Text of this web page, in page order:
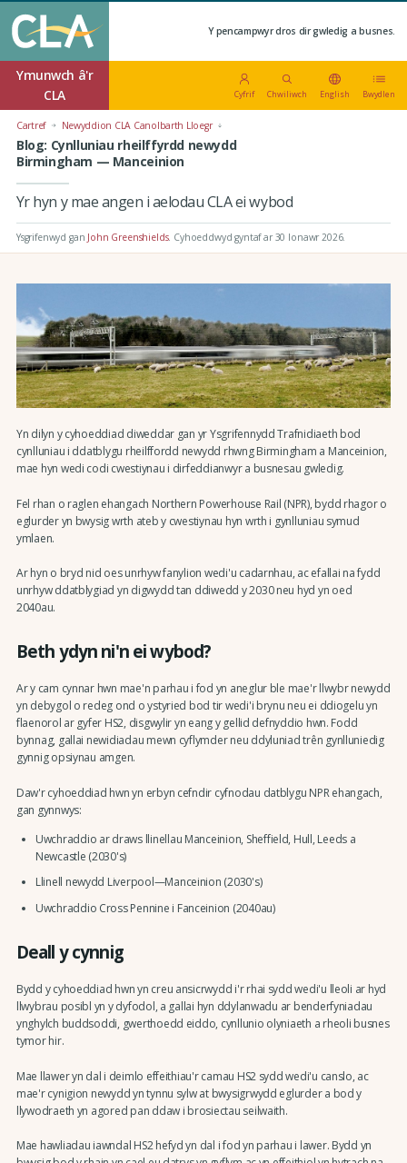
Y pencampwyr dros dir gwledig a busnes.
Ymunwch â'r
CLA
Cyfrif Chwiliwch English Bwydlen
Cartref Newyddion CLA Canolbarth Lloegr
Blog: Cynlluniau rheilffyrdd newydd
Birmingham — Manceinion
Yr hyn y mae angen i aelodau CLA ei wybod
Ysgrifenwyd gan John Greenshields. Cyhoeddwyd gyntaf ar 30 Ionawr 2026.
Yn dilyn y cyhoeddiad diweddar gan yr Ysgrifennydd Trafnidiaeth bod
cynlluniau i ddatblygu rheilffordd newydd rhwng Birmingham a Manceinion,
mae hyn wedi codi cwestiynau i dirfeddianwyr a busnesau gwledig.
Fel rhan o raglen ehangach Northern Powerhouse Rail (NPR), bydd rhagor o
eglurder yn bwysig wrth ateb y cwestiynau hyn wrth i gynlluniau symud
ymlaen.
Ar hyn o bryd nid oes unrhyw fanylion wedi'u cadarnhau, ac efallai na fydd
unrhyw ddatblygiad yn digwydd tan ddiwedd y 2030 neu hyd yn oed
2040au.
Beth ydyn ni'n ei wybod?
Ar y cam cynnar hwn mae'n parhau i fod yn aneglur ble mae'r llwybr newydd
yn debygol o redeg ond o ystyried bod tir wedi'i brynu neu ei ddiogelu yn
flaenorol ar gyfer HS2, disgwylir yn eang y gellid defnyddio hwn. Fodd
bynnag, gallai newidiadau mewn cyflymder neu ddyluniad trên gynlluniedig
gynnig opsiynau amgen.
Daw'r cyhoeddiad hwn yn erbyn cefndir cyfnodau datblygu NPR ehangach,
gan gynnwys:
Uwchraddio ar draws llinellau Manceinion, Sheffield, Hull, Leeds a
Newcastle (2030's)
Llinell newydd Liverpool—Manceinion (2030's)
Uwchraddio Cross Pennine i Fanceinion (2040au)
Deall y cynnig
Bydd y cyhoeddiad hwn yn creu ansicrwydd i'r rhai sydd wedi'u lleoli ar hyd
llwybrau posibl yn y dyfodol, a gallai hyn ddylanwadu ar benderfyniadau
ynghylch buddsoddi, gwerthoedd eiddo, cynllunio olyniaeth a rheoli busnes
tymor hir.
Mae llawer yn dal i deimlo effeithiau'r camau HS2 sydd wedi'u canslo, ac
mae'r cynigion newydd yn tynnu sylw at bwysigrwydd eglurder a bod y
llywodraeth yn agored pan ddaw i brosiectau seilwaith.
Mae hawliadau iawndal HS2 hefyd yn dal i fod yn parhau i lawer. Bydd yn